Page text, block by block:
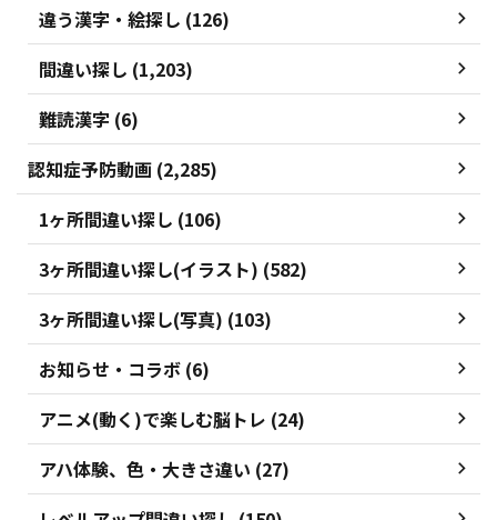
違う漢字・絵探し (126)
間違い探し (1,203)
難読漢字 (6)
認知症予防動画 (2,285)
1ヶ所間違い探し (106)
3ヶ所間違い探し(イラスト) (582)
3ヶ所間違い探し(写真) (103)
お知らせ・コラボ (6)
アニメ(動く)で楽しむ脳トレ (24)
アハ体験、色・大きさ違い (27)